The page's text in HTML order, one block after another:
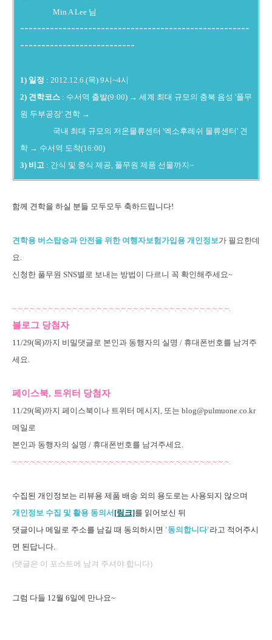
Min A Lee 님
------------------------------------------------------
---------------------------
1) 일정 : 2012.12.6.(목) 9시~4시
2) 견학코스 : 수서역 출발(9:00) → 세계 최대 규모의 충북 음성 '풀무
원 두부공장' 견학 →
국내 최대 규모의 저온물류센터 '엑소후레쉬 물류센터' 견
학 → 수서역 도착(16:00)
3) 비고 : 간식 및 중식 제공, 풀무원 제품 선물까지~
함께 견학을 하실 분들 모두모두 축하드립니다!
견학용 버스탑승과 안전을 위한여행자보험가입용 개인정보가 필요한데
요.
신청한 풀무원 SNS별로 보내는 방법이 다르니 꼭 확인해주세요~
~.~.~.~.~.~.~.~.~.~.~.~.~.~.~.~.~.~.~.~.~.~.~.~.~.~.~.~.~.~.~.~.~.~.~.~.
블로그 당첨자
11/29(목)까지 비밀댓글로 본인과 동행자의 실명 / 휴대폰번호를 남겨주
세요.
페이스북, 트위터 당첨자
11/29(목)까지 페이스북이나 트위터 메시지, 또는 blog@pulmuone.co.kr
메일로
본인과 동행자의 실명 / 휴대폰번호를 남겨주세요.
~.~.~.~.~.~.~.~.~.~.~.~.~.~.~.~.~.~.~.~.~.~.~.~.~.~.~.~.~.~.~.~.~.~.~.~.
수집된 개인정보는 리뷰용 제품 배송 외의 용도로는 사용되지 않으며
개인정보 수집 및 활용 동의서 [링크]를 읽어보신 뒤
댓글이나 메일로 주소를 남길 때 동의하시면 '동의합니다'라고 적어주시
면 된답니다.
(댓글은 이 포스트에 남겨 주셔야 합니다)
그럼 다들 12월 6일에 만나요~